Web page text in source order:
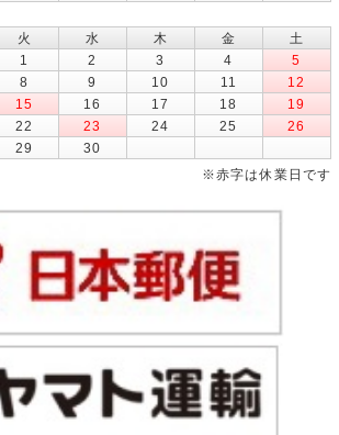
火 水 木 金
土
1
2 3 4
5
8 9 10 11
12
15 16 17 18
19
22 23 24 25
26
29
30
※赤字は休業日です